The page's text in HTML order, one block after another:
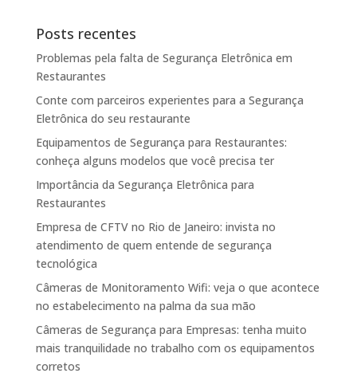
Posts recentes
Problemas pela falta de Segurança Eletrônica em
Restaurantes
Conte com parceiros experientes para a Segurança
Eletrônica do seu restaurante
Equipamentos de Segurança para Restaurantes:
conheça alguns modelos que você precisa ter
Importância da Segurança Eletrônica para
Restaurantes
Empresa de CFTV no Rio de Janeiro: invista no
atendimento de quem entende de segurança
tecnológica
Câmeras de Monitoramento Wifi: veja o que acontece
no estabelecimento na palma da sua mão
Câmeras de Segurança para Empresas: tenha muito
mais tranquilidade no trabalho com os equipamentos
corretos